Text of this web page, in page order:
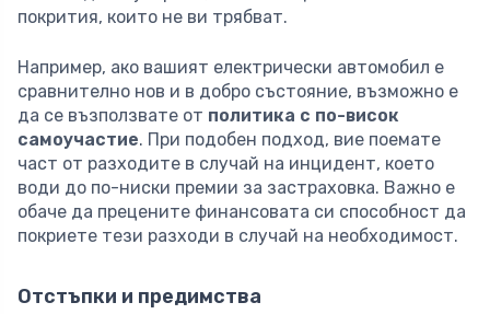
покрития, които не ви трябват.
Например, ако вашият електрически автомобил е
сравнително нов и в добро състояние, възможно е
да се възползвате от политика с по-висок
самоучастие. При подобен подход, вие поемате
част от разходите в случай на инцидент, което
води до по-ниски премии за застраховка. Важно е
обаче да прецените финансовата си способност да
покриете тези разходи в случай на необходимост.
Отстъпки и предимства